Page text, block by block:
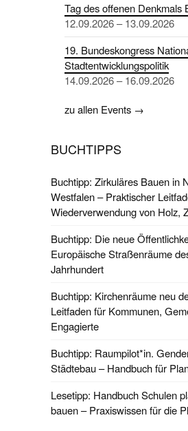
Tag des offenen Denkmals
12.09.2026 – 13.09.2026
19. Bundeskongress
Stadtentwicklungspolitik
14.09.2026 – 16.09.2026
zu allen Events →
BUCHTIPPS
Buchtipp: Zirkuläres Bauen in
Westfalen – Praktischer
Wiederverwendung von Holz,
Buchtipp: Die neue
Europäische Straßenräume
Jahrhundert
Buchtipp: Kirchenräume neu
Leitfaden für Kommunen,
Engagierte
Buchtipp: Raumpilot*in.
Städtebau – Handbuch für
Lesetipp: Handbuch Schulen
bauen – Praxiswissen für die